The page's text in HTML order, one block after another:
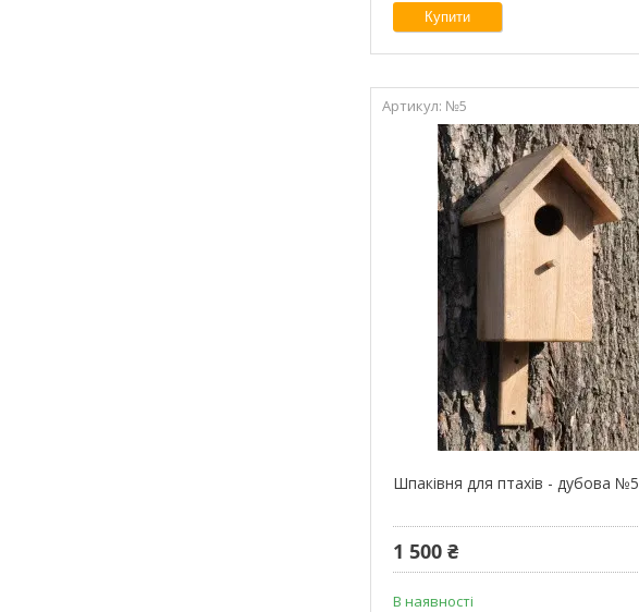
Купити
№5
Шпаківня для птахів - дубова №5
1 500 ₴
В наявності